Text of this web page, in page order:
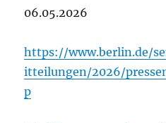
06.05.2026
https://www.berlin.de/
itteilungen/2026/
p